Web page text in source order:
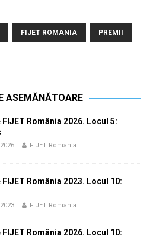
FIJET ROMANIA PREMII
ASEMĂNĂTOARE
România 2026. Locul 5:
FIJET Romania
România 2023. Locul 10:
FIJET Romania
România 2026. Locul 10: